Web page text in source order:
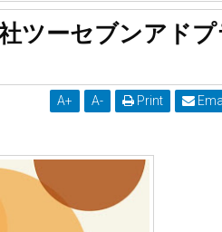
広告代理店業 広島県
破産開始決定
ツーセブンアド
A+ A- Print